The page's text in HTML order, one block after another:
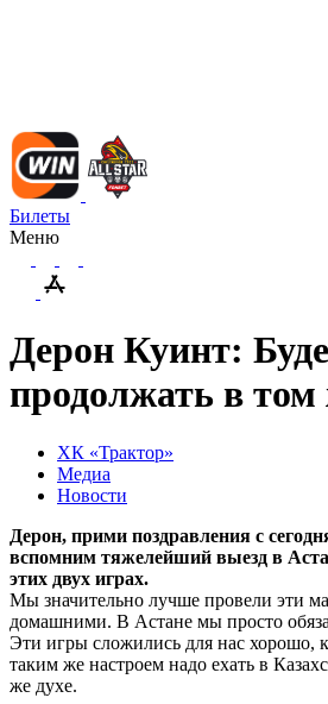
Билеты
Меню
Дерон Куинт:
продолжать в том
ХК «Трактор»
Медиа
Новости
Дерон, прими поздравления с
вспомним тяжелейший выезд в
этих двух играх.
Мы значительно лучше провели эти
домашними. В Астане мы просто
Эти игры сложились для нас хорошо,
таким же настроем надо ехать в
же духе.